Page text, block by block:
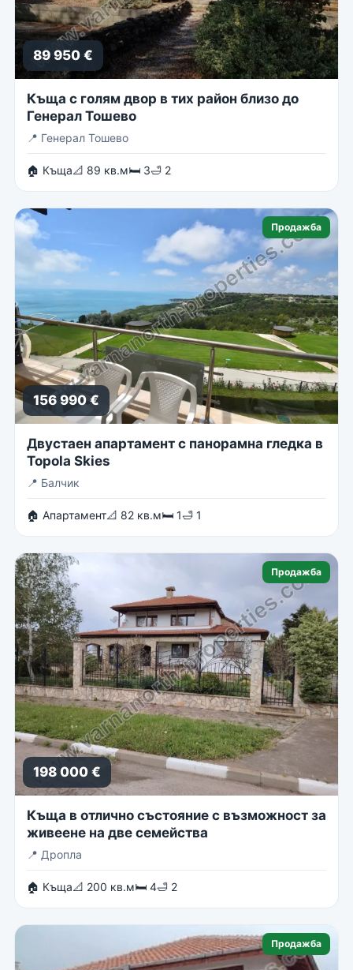
89 950 €
Къща с голям двор в тих район близо до
Генерал Тошево
📍 Генерал Тошево
🏠 Къща📐 89 кв.м🛏 3🛁 2
Продажба
156 990 €
Двустаен апартамент с панорамна гледка в
Topola Skies
📍 Балчик
🏠 Апартамент📐 82 кв.м🛏 1🛁 1
Продажба
198 000 €
Къща в отлично състояние с възможност за
живеене на две семейства
📍 Дропла
🏠 Къща📐 200 кв.м🛏 4🛁 2
Продажба